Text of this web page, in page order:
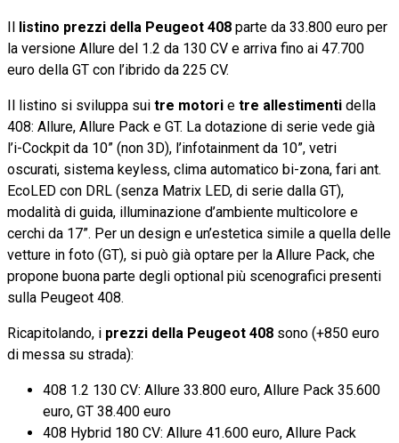
listino prezzi della Peugeot 408 parte da 33.800 euro per
la versione Allure del 1.2 da 130 CV e arriva fino ai 47.700
euro della GT con l’ibrido da 225 CV.
Il listino si sviluppa sui tre motori e tre allestimenti della
408: Allure, Allure Pack e GT. La dotazione di serie vede già
l’i-Cockpit da 10” (non 3D), l’infotainment da 10”, vetri
oscurati, sistema keyless, clima automatico bi-zona, fari ant.
EcoLED con DRL (senza Matrix LED, di serie dalla GT),
modalità di guida, illuminazione d’ambiente multicolore e
cerchi da 17”. Per un design e un’estetica simile a quella delle
vetture in foto (GT), si può già optare per la Allure Pack, che
propone buona parte degli optional più scenografici presenti
sulla Peugeot 408.
Ricapitolando, i prezzi della Peugeot 408 sono (+850 euro
di messa su strada):
408 1.2 130 CV: Allure 33.800 euro, Allure Pack 35.600
euro, GT 38.400 euro
408 Hybrid 180 CV: Allure 41.600 euro, Allure Pack